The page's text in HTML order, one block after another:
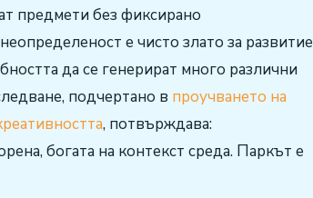
предмети без фиксирано
е чисто злато за развитие
да се генерират много различни
подчертано в проучването на
, потвърждава:
богата на контекст среда. Паркът е